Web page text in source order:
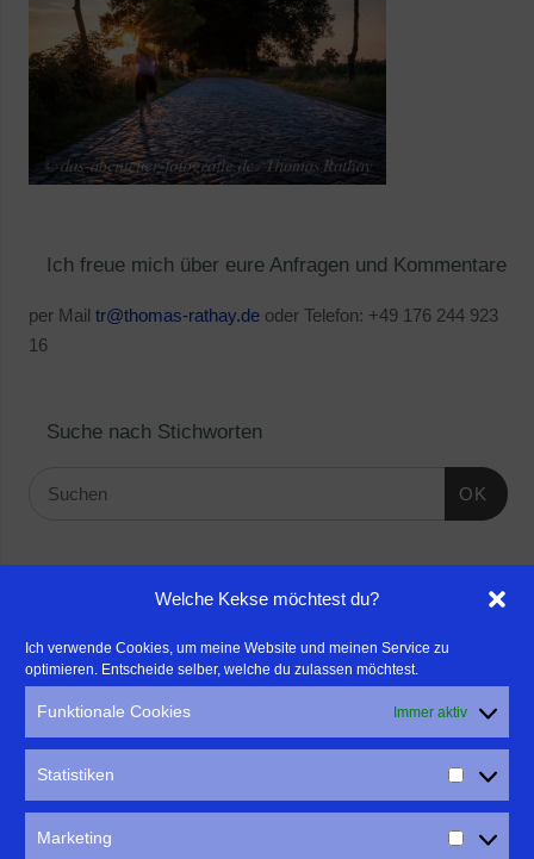
Welche Kekse möchtest du?
Ich verwende Cookies, um meine Website und meinen Service zu
optimieren. Entscheide selber, welche du zulassen möchtest.
Funktionale Cookies Immer aktiv
Statistiken
Marketing
Ich freue mich über eure Anfragen und Kommentare
per Mail tr@thomas-rathay.deoder Telefon: +49 176 244 923
16
Suche nach Stichworten
OK
- Für professionelle Fotografen, die ihre Stärken mehr in den
Fokus rücken wollen, empfehle ich eine Beratung durch Frau
Dr. Martina Mettner